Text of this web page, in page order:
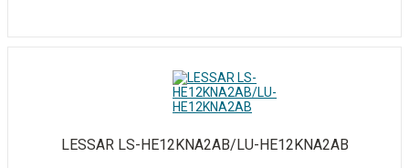
LESSAR LS-HE12KNA2AB/LU-HE12KNA2AB